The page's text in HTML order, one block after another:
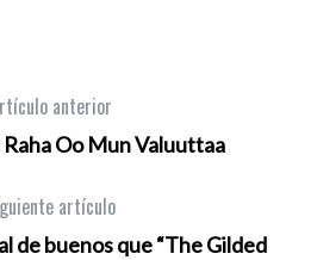
anterior
Oo Mun Valuuttaa
artículo
de buenos que “The Gilded